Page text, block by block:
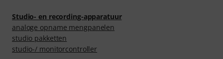
Studio- en recording-apparatuur
analoge opname mengpanelen
studio pakketten
studio-/ monitorcontroller